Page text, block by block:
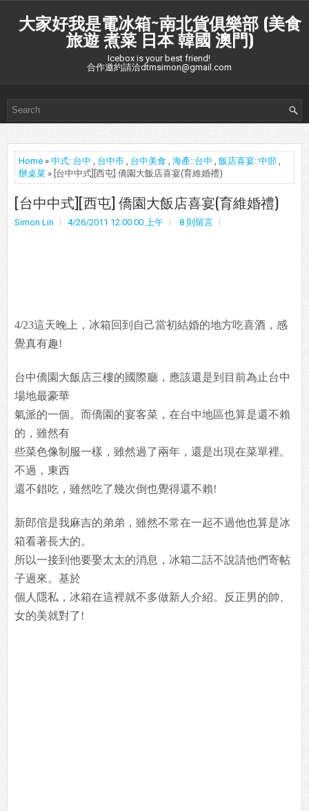
大家好我是電冰箱~南北貨俱樂部 (美食
旅遊 煮菜 日本 韓國 澳門)
Icebox is your best friend!
合作邀約請洽dtmsimon@gmail.com
Home » 中式::台中 , 台中市 , 台中美食 , 海產::台中 , 飯店喜宴::中部 ,
辦桌菜 » [台中中式][西屯] 僑園大飯店喜宴(育維婚禮)
[台中中式][西屯] 僑園大飯店喜宴(育維婚禮)
Simon Lin 4/26/2011 12:00:00 上午 8 則留言
4/23這天晚上，冰箱回到自己當初結婚的地方吃喜酒，感
覺真有趣!
台中僑園大飯店三樓的國際廳，應該還是到目前為止台中
場地最豪華
氣派的一個。而僑園的宴客菜，在台中地區也算是還不賴
的，雖然有
些菜色像制服一樣，雖然過了兩年，還是出現在菜單裡。
不過，東西
還不錯吃，雖然吃了幾次倒也覺得還不賴!
新郎倌是我麻吉的弟弟，雖然不常在一起不過他也算是冰
箱看著長大的。
所以一接到他要娶太太的消息，冰箱二話不說請他們寄帖
子過來。基於
個人隱私，冰箱在這裡就不多做新人介紹。反正男的帥、
女的美就對了!